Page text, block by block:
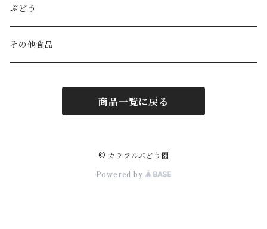
ぶどう
その他食品
商品一覧に戻る
© カラフルぶどう園
Powered by